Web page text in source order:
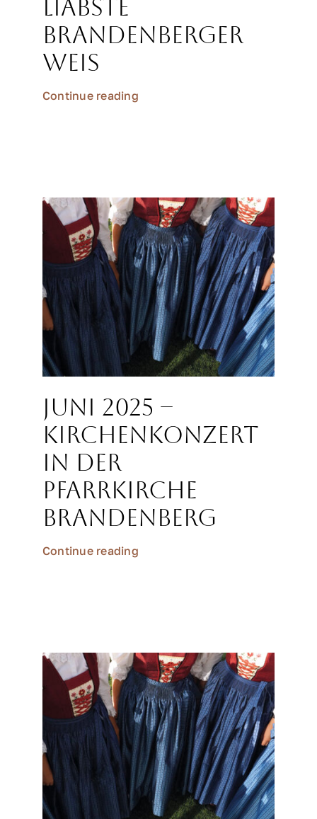
liabste
Brandenberger
Weis
Continue reading
Juni 2025 –
Kirchenkonzert
in der
Pfarrkirche
Brandenberg
Continue reading